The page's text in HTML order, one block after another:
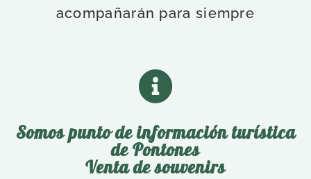
acompañarán para siempre
Somos punto de información turística
de Pontones
Venta de souvenirs